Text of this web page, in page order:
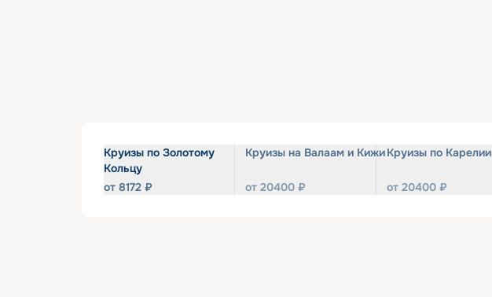
Круизы по Золотому
Кольцу
от 8172 ₽
Круизы на Валаам и Кижи
от 20400 ₽
Круизы по Карелии
от 20400 ₽